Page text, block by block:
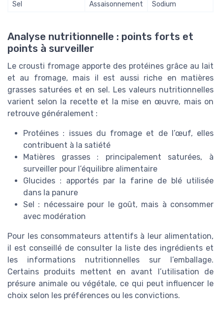
Sel
Assaisonnement Sodium
Analyse nutritionnelle : points forts et
points à surveiller
Le crousti fromage apporte des protéines grâce au lait
et au fromage, mais il est aussi riche en matières
grasses saturées et en sel. Les valeurs nutritionnelles
varient selon la recette et la mise en œuvre, mais on
retrouve généralement :
Protéines : issues du fromage et de l’œuf, elles
contribuent à la satiété
Matières grasses : principalement saturées, à
surveiller pour l’équilibre alimentaire
Glucides : apportés par la farine de blé utilisée
dans la panure
Sel : nécessaire pour le goût, mais à consommer
avec modération
Pour les consommateurs attentifs à leur alimentation,
il est conseillé de consulter la liste des ingrédients et
les informations nutritionnelles sur l’emballage.
Certains produits mettent en avant l’utilisation de
présure animale ou végétale, ce qui peut influencer le
choix selon les préférences ou les convictions.